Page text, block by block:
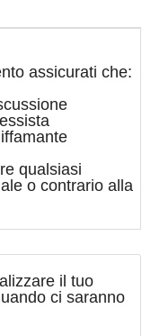
assicurati che:
qualsiasi
o contrario alla
il tuo
ci saranno